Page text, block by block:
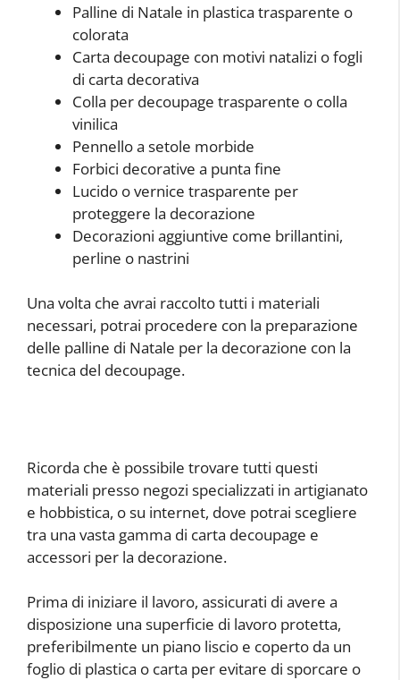
Palline di Natale in plastica trasparente o
colorata
Carta decoupage con motivi natalizi o fogli
di carta decorativa
Colla per decoupage trasparente o colla
vinilica
Pennello a setole morbide
Forbici decorative a punta fine
Lucido o vernice trasparente per
proteggere la decorazione
Decorazioni aggiuntive come brillantini,
perline o nastrini
Una volta che avrai raccolto tutti i materiali
necessari, potrai procedere con la preparazione
delle palline di Natale per la decorazione con la
tecnica del decoupage.
Ricorda che è possibile trovare tutti questi
materiali presso negozi specializzati in artigianato
e hobbistica, o su internet, dove potrai scegliere
tra una vasta gamma di carta decoupage e
accessori per la decorazione.
Prima di iniziare il lavoro, assicurati di avere a
disposizione una superficie di lavoro protetta,
preferibilmente un piano liscio e coperto da un
foglio di plastica o carta per evitare di sporcare o